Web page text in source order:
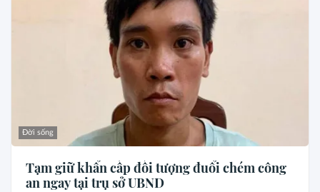
Đời sống
Tạm giữ khẩn cấp đối tượng đuổi chém công
an ngay tại trụ sở UBND